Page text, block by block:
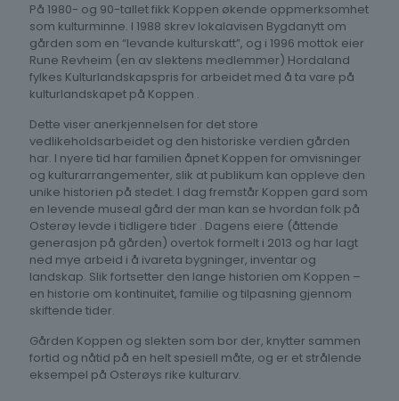
På 1980- og 90-tallet fikk Koppen økende oppmerksomhet
som kulturminne. I 1988 skrev lokalavisen Bygdanytt om
gården som en “levande kulturskatt”, og i 1996 mottok eier
Rune Revheim (en av slektens medlemmer) Hordaland
fylkes Kulturlandskapspris for arbeidet med å ta vare på
kulturlandskapet på Koppen .
Dette viser anerkjennelsen for det store
vedlikeholdsarbeidet og den historiske verdien gården
har. I nyere tid har familien åpnet Koppen for omvisninger
og kulturarrangementer, slik at publikum kan oppleve den
unike historien på stedet. I dag fremstår Koppen gard som
en levende museal gård der man kan se hvordan folk på
Osterøy levde i tidligere tider . Dagens eiere (åttende
generasjon på gården) overtok formelt i 2013 og har lagt
ned mye arbeid i å ivareta bygninger, inventar og
landskap. Slik fortsetter den lange historien om Koppen –
en historie om kontinuitet, familie og tilpasning gjennom
skiftende tider.
Gården Koppen og slekten som bor der, knytter sammen
fortid og nåtid på en helt spesiell måte, og er et strålende
eksempel på Osterøys rike kulturarv.